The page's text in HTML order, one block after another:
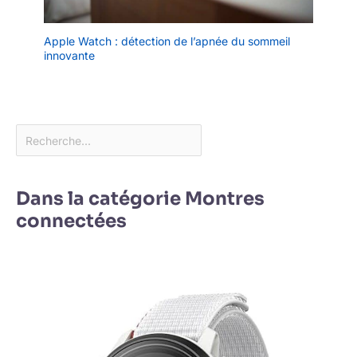
détaillée des phases de
sommeil : profond, léger, REM
et moments d'éveil. Cette
indicateurs, couplés au suivi du
physique et émotionnel. Profitez
sérénité. Cette montre
intelligente vous aide à
batterie de 500mAh : 30 jours
en veille, 3-7 jours en usage
intensif, 7 à 15 jours en usage
moyen (charge rapide en 1h).
Certifiée 1ATM(étanchéité
jusqu'à 10 mètres), cette
Apple Watch : détection de l’apnée du sommeil
innovante
Dans la catégorie Montres
connectées